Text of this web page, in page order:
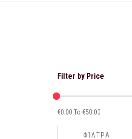
Filter by Price
€0.00 To €50.00